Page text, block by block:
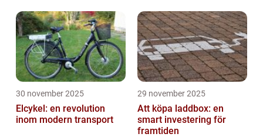
30 november 2025
Elcykel: en revolution
inom modern transport
29 november 2025
Att köpa laddbox: en
smart investering för
framtiden